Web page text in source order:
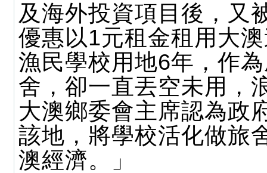
及海外投資項目後，又
優惠以1元租金租用大
漁民學校用地6年，作
舍，卻一直丟空未用，
大澳鄉委會主席認為政
該地，將學校活化做旅
澳經濟。」